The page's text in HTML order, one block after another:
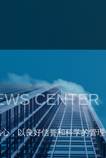
CENTER
，以良好信誉和科学的管